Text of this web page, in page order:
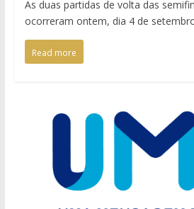
As duas partidas de volta das
ocorreram ontem, dia 4 de
Read more